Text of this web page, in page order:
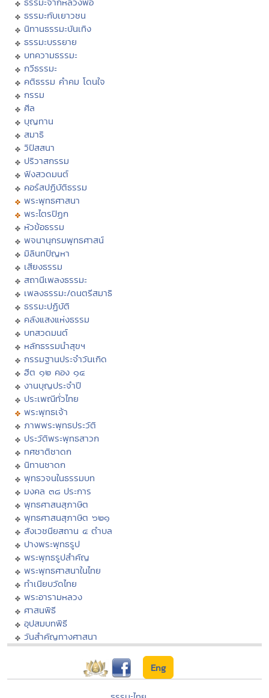
ธรรมะกับเยาวชน
นิทานธรรมะบันเทิง
ธรรมะบรรยาย
บทความธรรมะ
กวีธรรมะ
คติธรรม คำคม โดนใจ
กรรม
ศีล
บุญทาน
สมาธิ
วิปัสสนา
ปริวาสกรรม
ฟังสวดมนต์
คอร์สปฏิบัติธรรม
พระพุทธศาสนา
พระไตรปิฏก
หัวข้อธรรม
พจนานุกรมพุทธศาสน์
มิลินทปัญหา
เสียงธรรม
สถานีเพลงธรรมะ
เพลงธรรมะ/ดนตรีสมาธิ
ธรรมะปฏิบัติ
คลังแสงแห่งธรรม
บทสวดมนต์
หลักธรรมนำสุขฯ
กรรมฐานประจำวันเกิด
ฮีต ๑๒ คอง ๑๔
งานบุญประจำปี
ประเพณีทั่วไทย
พระพุทธเจ้า
ภาพพระพุทธประวัติ
ประวัติพระพุทธสาวก
ทศชาติชาดก
นิทานชาดก
พุทธวจนในธรรมบท
มงคล ๓๘ ประการ
พุทธศาสนสุภาษิต
พุทธศาสนสุภาษิต ๖๒๑
สังเวชนียสถาน ๔ ตำบล
ปางพระพุทธรูป
พระพุทธรูปสำคัญ
พระพุทธศาสนาในไทย
ทำเนียบวัดไทย
พระอารามหลวง
ศาสนพิธี
อุปสมบทพิธี
วันสำคัญทางศาสนา
Eng